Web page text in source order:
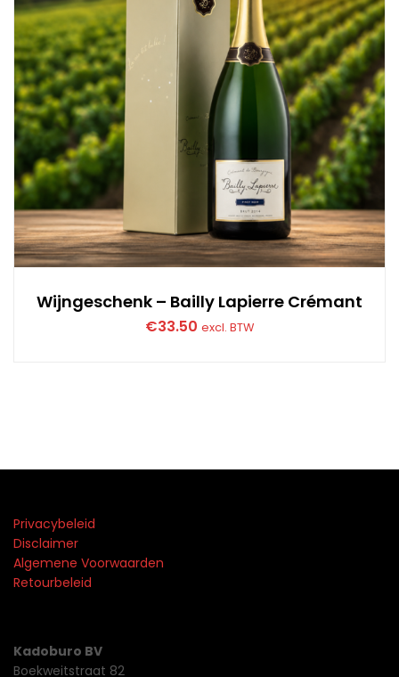
Wijngeschenk – Bailly Lapierre Crémant
€33.50 excl. BTW
Privacybeleid
Disclaimer
Algemene Voorwaarden
Retourbeleid
Kadoburo BV
Boekweitstraat 82